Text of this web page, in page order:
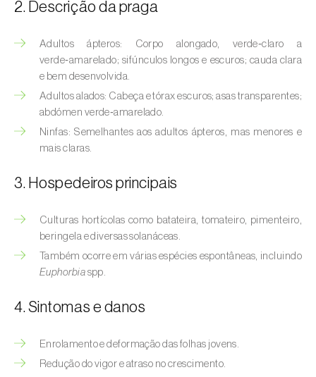
Hyalopterus pruni)
Afídeo-lanígero-das-macieiras (
Eriosoma
lanigerum
Afídeo-negro-do-pessegueiro
(
Brachycaudus persicae)
Afídeo-verde-da-ameixeira (
Afídeo-verde-da-amendoeira
(
Brachycaudus amygdalinus)
spiraecola)
Afídeos
2. Descrição da praga
Adultos ápteros: Corpo alongado, verde‑claro a
verde‑amarelado; sifúnculos longos e escuros; cauda clara
e bem desenvolvida.
Adultos alados: Cabeça e tórax escuros; asas transparentes;
abdómen verde‑amarelado.
Ninfas: Semelhantes aos adultos ápteros, mas menores e
mais claras.
3. Hospedeiros principais
Culturas hortícolas como batateira, tomateiro, pimenteiro,
beringela e diversas solanáceas.
Também ocorre em várias espécies espontâneas, incluindo
Euphorbia spp.
4. Sintomas e danos
Enrolamento e deformação das folhas jovens.
Redução do vigor e atraso no crescimento.